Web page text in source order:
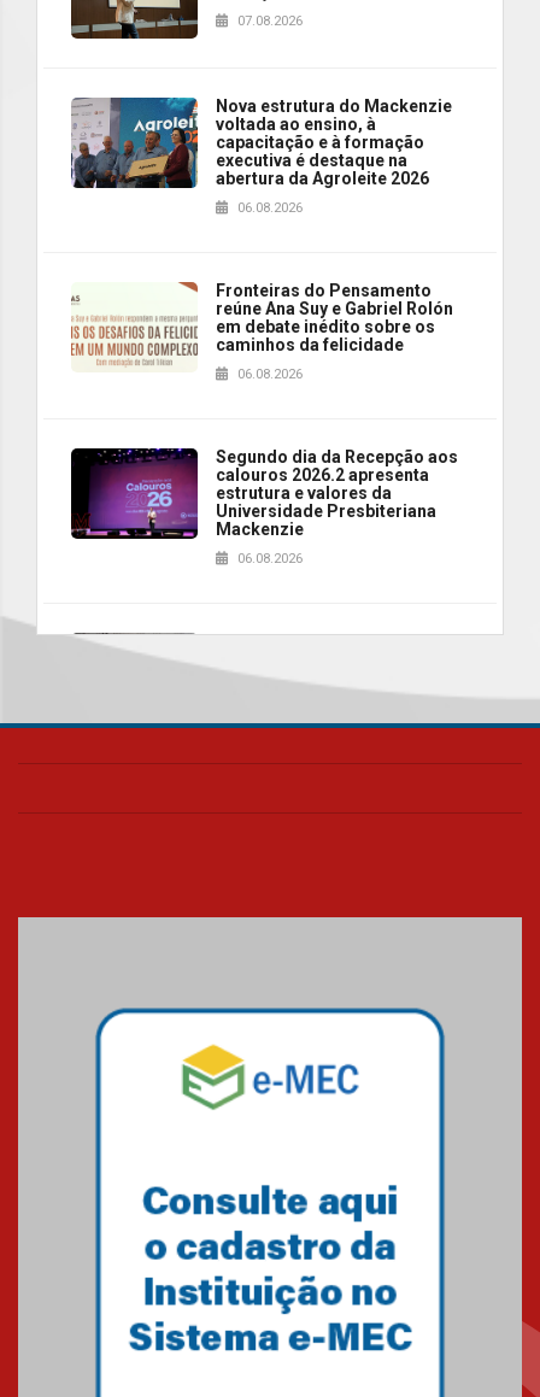
07.08.2026
Nova estrutura do Mackenzie
voltada ao ensino, à
capacitação e à formação
executiva é destaque na
abertura da Agroleite 2026
06.08.2026
Fronteiras do Pensamento
reúne Ana Suy e Gabriel Rolón
em debate inédito sobre os
caminhos da felicidade
06.08.2026
Segundo dia da Recepção aos
calouros 2026.2 apresenta
estrutura e valores da
Universidade Presbiteriana
Mackenzie
06.08.2026
homenageia artista brasileira
realizará nova edição da Feira
04.08.2026
Mackenzie recepciona os
calouros do segundo semestre
Como o Colégio Mackenzie
Brasília prepara seus
estudantes para o PAS antes
mesmo do Ensino Médio